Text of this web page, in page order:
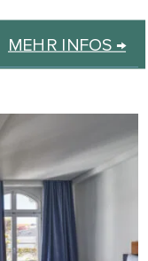
MEHR INFOS →